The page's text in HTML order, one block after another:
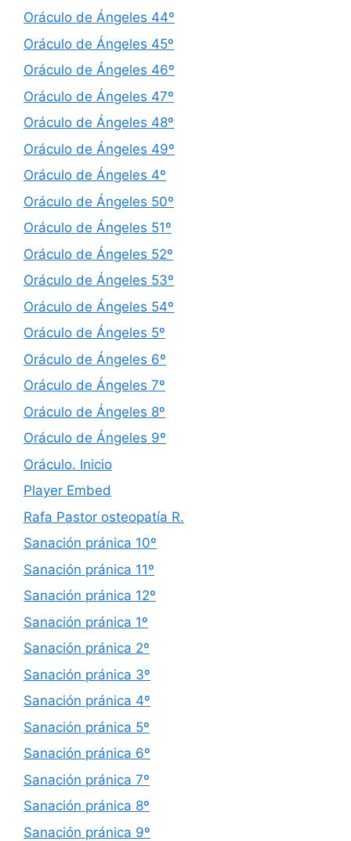
Oráculo de Ángeles 44º
Oráculo de Ángeles 45º
Oráculo de Ángeles 46º
Oráculo de Ángeles 47º
Oráculo de Ángeles 48º
Oráculo de Ángeles 49º
Oráculo de Ángeles 4º
Oráculo de Ángeles 50º
Oráculo de Ángeles 51º
Oráculo de Ángeles 52º
Oráculo de Ángeles 53º
Oráculo de Ángeles 54º
Oráculo de Ángeles 5º
Oráculo de Ángeles 6º
Oráculo de Ángeles 7º
Oráculo de Ángeles 8º
Oráculo de Ángeles 9º
Oráculo. Inicio
Player Embed
Rafa Pastor osteopatía R.
Sanación pránica 10º
Sanación pránica 11º
Sanación pránica 12º
Sanación pránica 1º
Sanación pránica 2º
Sanación pránica 3º
Sanación pránica 4º
Sanación pránica 5º
Sanación pránica 6º
Sanación pránica 7º
Sanación pránica 8º
Sanación pránica 9º